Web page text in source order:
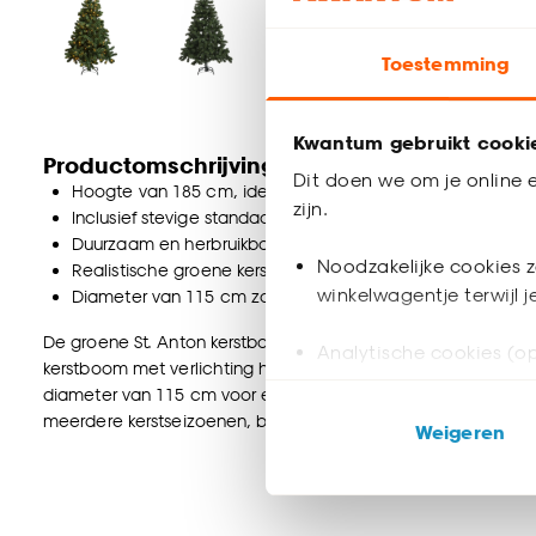
Toestemming
Kwantum gebruikt
Dit doen we om je online
zijn.
Noodzakelijke cookies
winkelwagentje terwijl
Analytische cookies
ook buiten de
Klik op ‘Ja, alles
Weigeren
Productomschrijving
Hoogte van 185 cm, ideaal voor woonkamers en grotere
Inclusief stevige standaard en voorzien van LED verlichting
Duurzaam en herbruikbaar voor meerdere kerstseizoenen
Realistische groene kerstboom met elegante uitstraling
Diameter van 115 cm zorgt voor een volle en weelderige
De groene St. Anton kerstboom is een stijlvolle
kerstboom met verlichting heeft een hoogte van 185 cm,
diameter van 115 cm voor een volle, weelderige uitstraling.
meerdere kerstseizoenen, brengt deze realistische groene